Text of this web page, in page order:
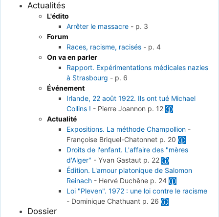
Actualités
L'édito
Arrêter le massacre - p. 3
Forum
Races, racisme, racisés - p. 4
On va en parler
Rapport. Expérimentations médicales nazies
à Strasbourg - p. 6
Événement
Irlande, 22 août 1922. Ils ont tué Michael
Collins ! - Pierre Joannon p. 12
Actualité
Expositions. La méthode Champollion -
Françoise Briquel-Chatonnet p. 20
Droits de l'enfant. L'affaire des "mères
d'Alger" - Yvan Gastaut p. 22
Édition. L'amour platonique de Salomon
Reinach - Hervé Duchêne p. 24
Loi "Pleven". 1972 : une loi contre le racisme
- Dominique Chathuant p. 26
Dossier